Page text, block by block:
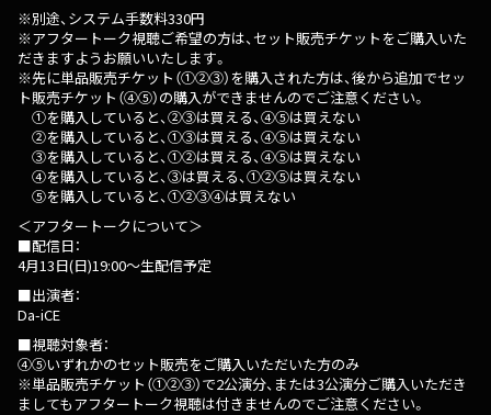
※別途、システム手数料330円
※アフタートーク視聴ご希望の方は、セット販売チケットをご購入いた
だきますようお願いいたします。
※先に単品販売チケット（①②③）を購入された方は、後から追加でセッ
ト販売チケット（④⑤）の購入ができませんのでご注意ください。
①を購入していると、②③は買える、④⑤は買えない
②を購入していると、①③は買える、④⑤は買えない
③を購入していると、①②は買える、④⑤は買えない
④を購入していると、③は買える、①②⑤は買えない
⑤を購入していると、①②③④は買えない
＜アフタートークについて＞
■配信日：
4月13日(日)19:00～生配信予定
■出演者：
Da-iCE
■視聴対象者：
④⑤いずれかのセット販売をご購入いただいた方のみ
※単品販売チケット（①②③）で2公演分、または3公演分ご購入いただき
ましてもアフタートーク視聴は付きませんのでご注意ください。